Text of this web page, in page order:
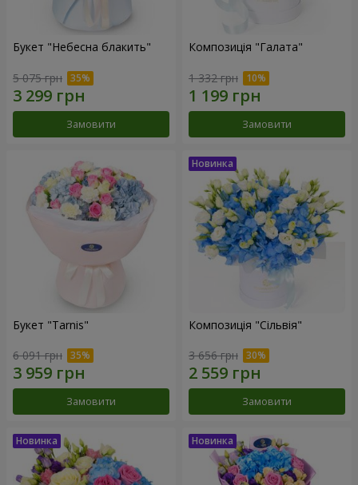
Букет "Небесна блакить"
5 075 грн
Замовити
Композиція "Галата"
1 332 грн
Замовити
Букет "Tarnis"
6 091 грн
Замовити
Композиція "Сільвія"
3 656 грн
Замовити